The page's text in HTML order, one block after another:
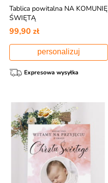
Tablica powitalna NA KOMUNIĘ
ŚWIĘTĄ
99,90 zł
personalizuj
Expresowa wysyłka